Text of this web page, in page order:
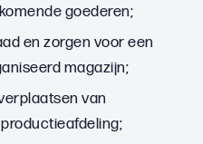
goederen;
en zorgen voor een
magazijn;
van